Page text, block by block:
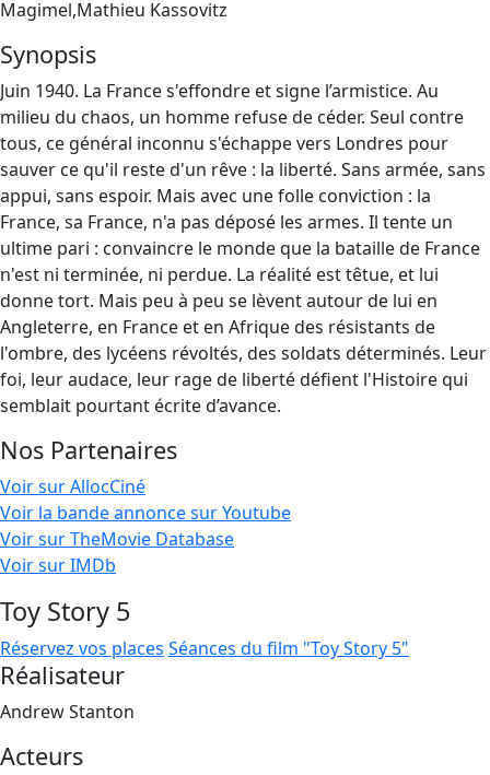
Magimel,Mathieu Kassovitz
Synopsis
Juin 1940. La France s'effondre et signe l’armistice. Au
milieu du chaos, un homme refuse de céder. Seul contre
tous, ce général inconnu s'échappe vers Londres pour
sauver ce qu'il reste d'un rêve : la liberté. Sans armée, sans
appui, sans espoir. Mais avec une folle conviction : la
France, sa France, n'a pas déposé les armes. Il tente un
ultime pari : convaincre le monde que la bataille de France
n'est ni terminée, ni perdue. La réalité est têtue, et lui
donne tort. Mais peu à peu se lèvent autour de lui en
Angleterre, en France et en Afrique des résistants de
l'ombre, des lycéens révoltés, des soldats déterminés. Leur
foi, leur audace, leur rage de liberté défient l'Histoire qui
semblait pourtant écrite d’avance.
Nos Partenaires
Voir sur AllocCiné
Voir la bande annonce sur Youtube
Voir sur TheMovie Database
Voir sur IMDb
Toy Story 5
Réservez vos places Séances du film "Toy Story 5"
Réalisateur
Andrew Stanton
Acteurs